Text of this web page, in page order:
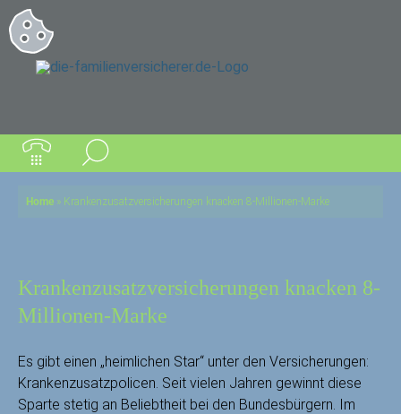
Home » Krankenzusatzversicherungen knacken 8-Millionen-Marke
Krankenzusatzversicherungen knacken 8-
Millionen-Marke
Es gibt einen „heimlichen Star“ unter den Versicherungen:
Krankenzusatzpolicen. Seit vielen Jahren gewinnt diese
Sparte stetig an Beliebtheit bei den Bundesbürgern. Im